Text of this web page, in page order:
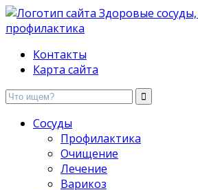
Здоровые сосуды, лечение и профилактика
Контакты
Карта сайта
Сосуды
Профилактика
Очищение
Лечение
Варикоз